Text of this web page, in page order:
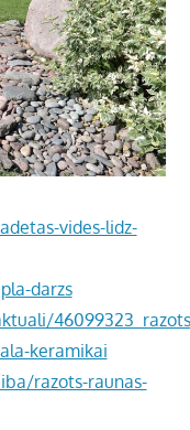
vides-lidz-
darzs
keramikai
razots-raunas-